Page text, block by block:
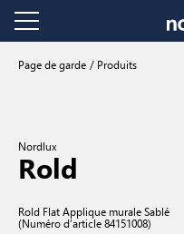
Page de garde Produits
Nordlux
Rold
Rold Flat Applique murale Sablé
(Numéro d’article 84151008)